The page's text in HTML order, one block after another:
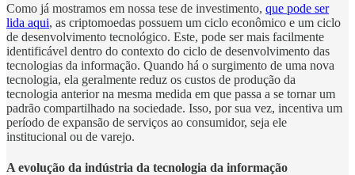
Como já mostramos em nossa tese de investimento, que pode ser
lida aqui, as criptomoedas possuem um ciclo econômico e um ciclo
de desenvolvimento tecnológico. Este, pode ser mais facilmente
identificável dentro do contexto do ciclo de desenvolvimento das
tecnologias da informação. Quando há o surgimento de uma nova
tecnologia, ela geralmente reduz os custos de produção da
tecnologia anterior na mesma medida em que passa a se tornar um
padrão compartilhado na sociedade. Isso, por sua vez, incentiva um
período de expansão de serviços ao consumidor, seja ele
institucional ou de varejo.
A evolução da indústria da tecnologia da informação